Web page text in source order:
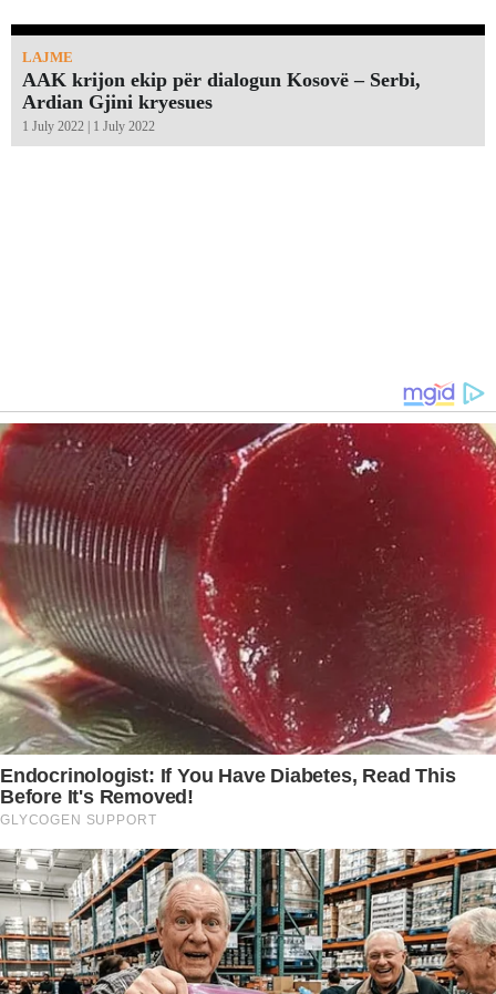
LAJME
AAK krijon ekip për dialogun Kosovë – Serbi,
Ardian Gjini kryesues
1 July 2022 | 1 July 2022